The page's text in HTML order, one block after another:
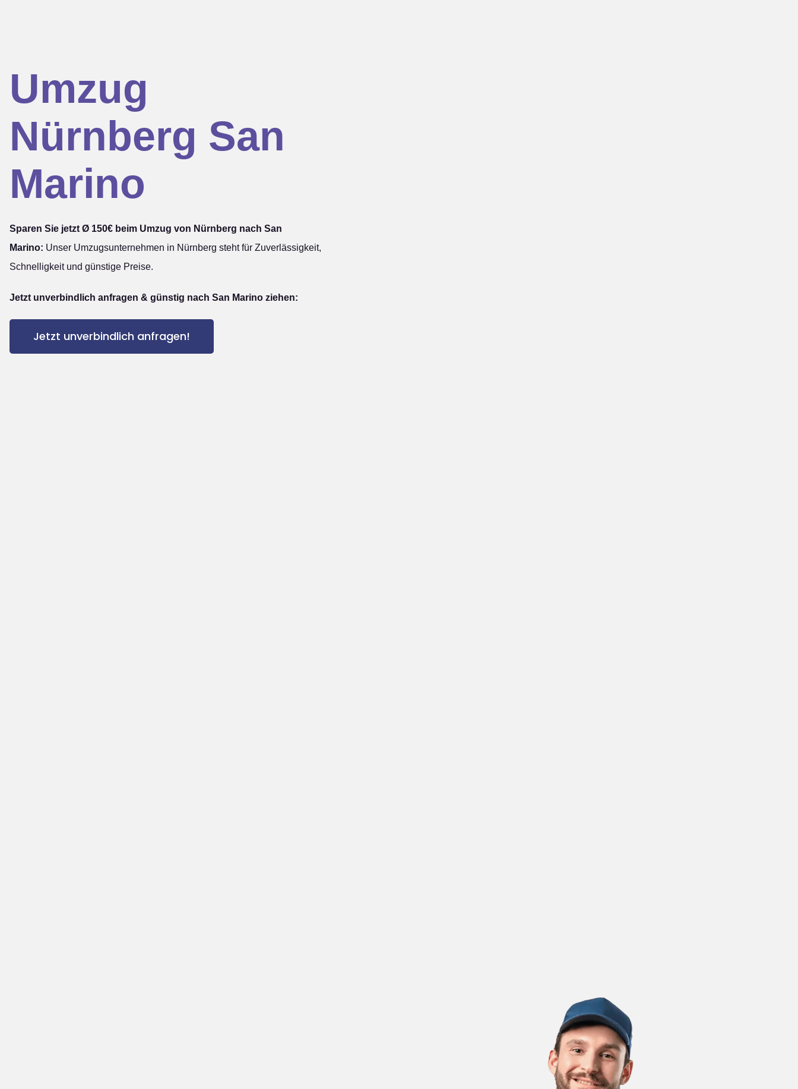
Umzug
Nürnberg San
Marino
Sparen Sie jetzt Ø 150€ beim Umzug von Nürnberg nach San
Marino: Unser Umzugsunternehmen in Nürnberg steht für Zuverlässigkeit,
Schnelligkeit und günstige Preise.
Jetzt unverbindlich anfragen & günstig nach San Marino ziehen:
Jetzt unverbindlich anfragen!